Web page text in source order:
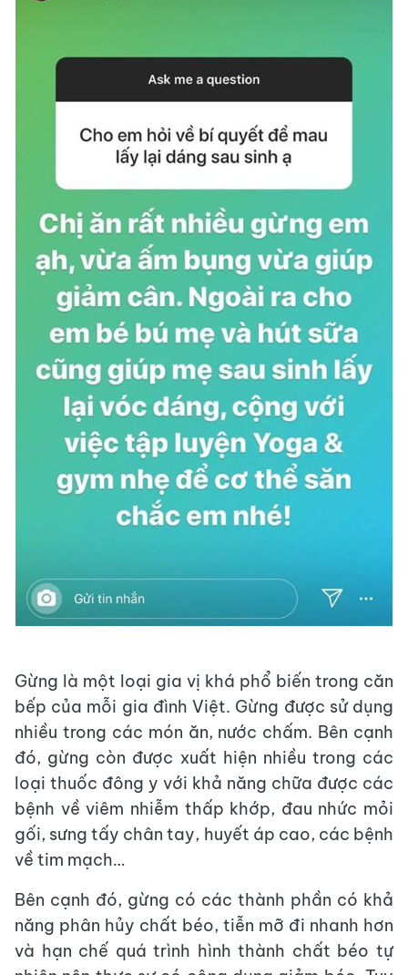
Gừng là một loại gia vị khá phổ biến trong căn
bếp của mỗi gia đình Việt. Gừng được sử dụng
nhiều trong các món ăn, nước chấm. Bên cạnh
đó, gừng còn được xuất hiện nhiều trong các
loại thuốc đông y với khả năng chữa được các
bệnh về viêm nhiễm thấp khớp, đau nhức mỏi
gối, sưng tấy chân tay, huyết áp cao, các bệnh
về tim mạch…
Bên cạnh đó, gừng có các thành phần có khả
năng phân hủy chất béo, tiễn mỡ đi nhanh hơn
và hạn chế quá trình hình thành chất béo tự